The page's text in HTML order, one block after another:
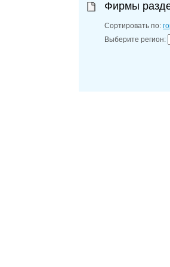
Фирмы
Сортировать по:
Выберите регион: